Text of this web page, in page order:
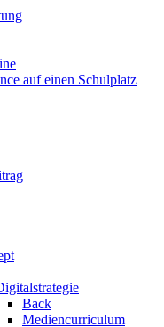
auf einen Schulplatz
Back
Mediencurriculum